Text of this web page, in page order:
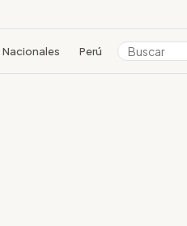
Nacionales Perú Colombia